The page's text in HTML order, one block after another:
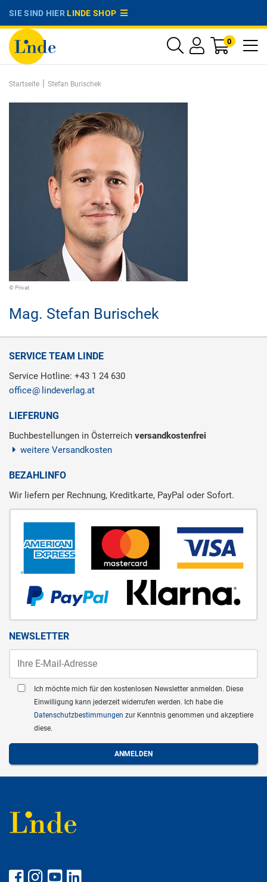
SIE SIND HIERLINDE SHOP
0
Startseite | Stefan Burischek
© Privat
Mag. Stefan Burischek
SERVICE TEAM LINDE
Service Hotline: +43 1 24 630
office
lindeverlag.at
LIEFERUNG
Buchbestellungen in Österreich versandkostenfrei
weitere Versandkosten
BEZAHLINFO
Wir liefern per Rechnung, Kreditkarte, PayPal oder Sofort.
NEWSLETTER
Ich möchte mich für den kostenlosen Newsletter anmelden. Diese
Einwilligung kann jederzeit widerrufen werden. Ich habe die
Datenschutzbestimmungen zur Kenntnis genommen und akzeptiere
diese.